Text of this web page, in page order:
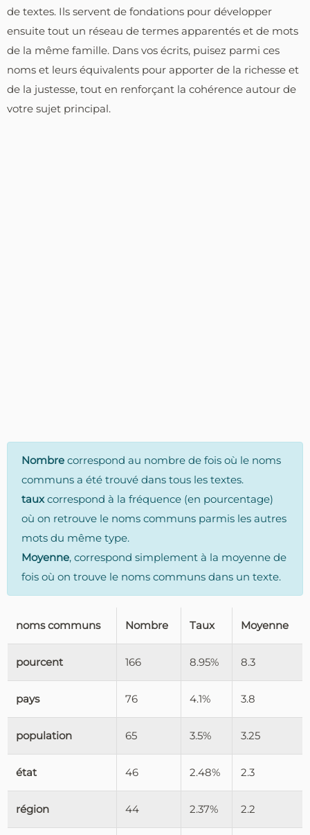
de textes. Ils servent de fondations pour développer
ensuite tout un réseau de termes apparentés et de mots
de la même famille. Dans vos écrits, puisez parmi ces
noms et leurs équivalents pour apporter de la richesse et
de la justesse, tout en renforçant la cohérence autour de
votre sujet principal.
Nombre correspond au nombre de fois où le noms
communs a été trouvé dans tous les textes.
tauxcorrespond à la fréquence (en pourcentage)
où on retrouve le noms communs parmis les autres
mots du même type.
Moyenne, correspond simplement à la moyenne de
fois où on trouve le noms communs dans un texte.
noms communs Nombre Taux Moyenne
pourcent 166 8.95% 8.3
pays 76 4.1% 3.8
population 65 3.5% 3.25
état 46 2.48% 2.3
région 44 2.37% 2.2